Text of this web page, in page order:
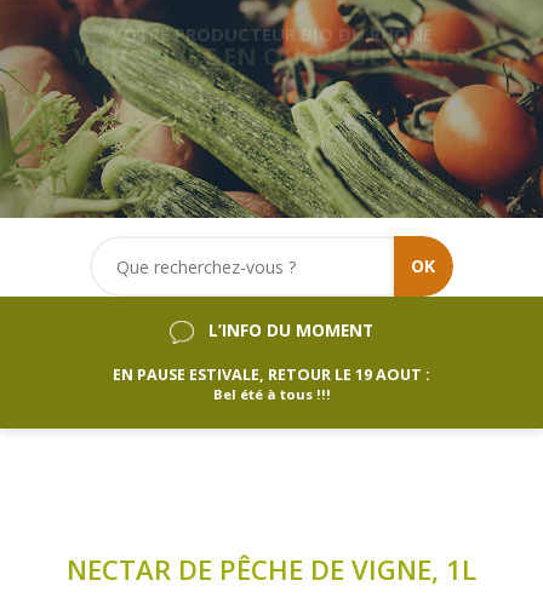
BIO DU RHÔNE
CLICS
LIVRAISON
SANS
OK
L’INFO DU MOMENT
EN PAUSE ESTIVALE, RETOUR LE 19 AOUT :
Bel été à tous !!!
NECTAR DE PÊCHE DE VIGNE, 1L